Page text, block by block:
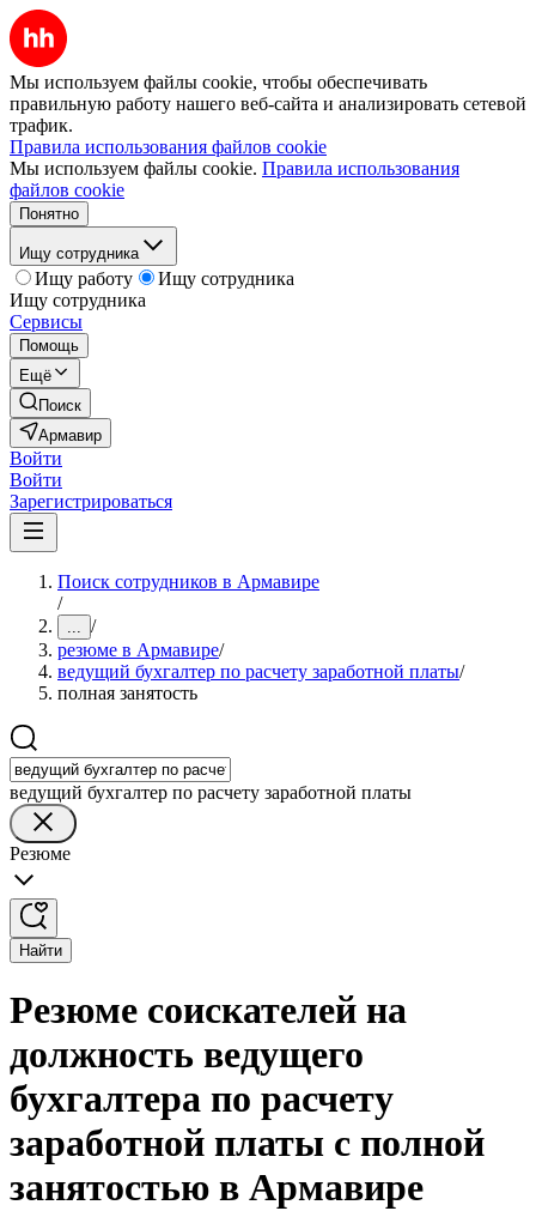
Мы используем файлы cookie, чтобы обеспечивать
правильную работу нашего веб-сайта и анализировать сетевой
трафик.
Правила использования файлов cookie
Мы используем файлы cookie. Правила использования
файлов cookie
Понятно
Ищу сотрудника
Ищу работу
Ищу сотрудника
Ищу сотрудника
Сервисы
Помощь
Ещё
Поиск
Армавир
Войти
Войти
Зарегистрироваться
Поиск сотрудников в Армавире
/
... /
резюме в Армавире/
ведущий бухгалтер по расчету заработной платы/
полная занятость
ведущий бухгалтер по расчету заработной платы
Резюме
Найти
Резюме соискателей на
должность ведущего
бухгалтера по расчету
заработной платы с полной
занятостью в Армавире